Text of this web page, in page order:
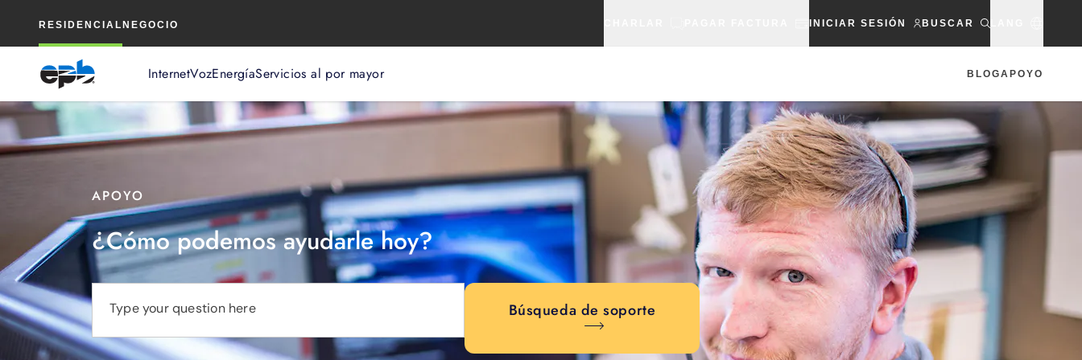
RESIDENCIAL NEGOCIO INICIAR SESIÓN BUSCAR
InternetVozEnergíaServicios al por mayor BLOGAPOYO
principal
APOYO
¿Cómo podemos ayudarle hoy?
Type your question here Búsqueda de soporte